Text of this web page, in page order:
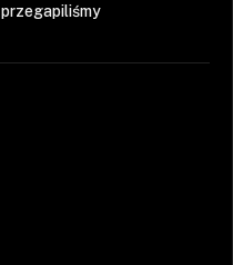
przegapiliśmy